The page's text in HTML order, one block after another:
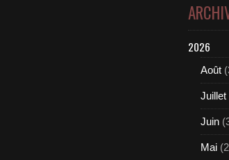
2026
Août
Juillet
Juin
Mai